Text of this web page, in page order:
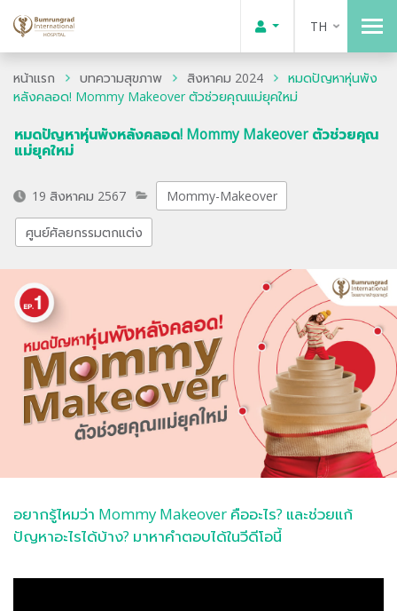
TH
หน้าแรก บทความสุขภาพ สิงหาคม 2024
หมดปัญหาหุ่นพัง
หลังคลอด! Mommy Makeover ตัวช่วยคุณแม่ยุคใหม่
หมดปัญหาหุ่นพังหลังคลอด! Mommy Makeover ตัวช่วยคุณ
แม่ยุคใหม่
19 สิงหาคม 2567 Mommy-Makeover
ศูนย์ศัลยกรรมตกแต่ง
อยากรู้ไหมว่า Mommy Makeover คืออะไร? และช่วยแก้
ปัญหาอะไรได้บ้าง? มาหาคำตอบได้ในวีดีโอนี้